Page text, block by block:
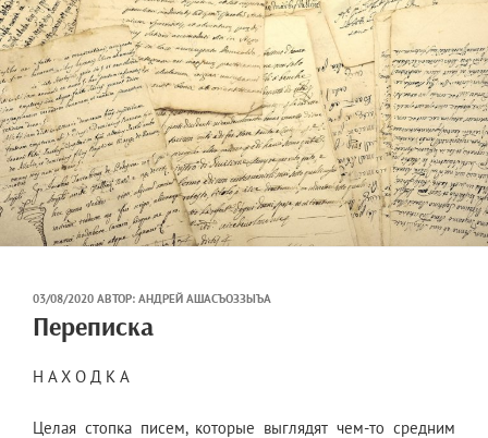
ОПУБЛИКОВАНО
03/08/2020 АВТОР: АНДРЕЙ АШАСЪОЗЗЫЪА
Переписка
Н А Х О Д К А
Целая стопка писем, которые выглядят чем-то средним